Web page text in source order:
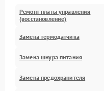
Ремонт платы управления
(восстановление)
Замена термодатчика
Замена шнура питания
Замена предохранителя